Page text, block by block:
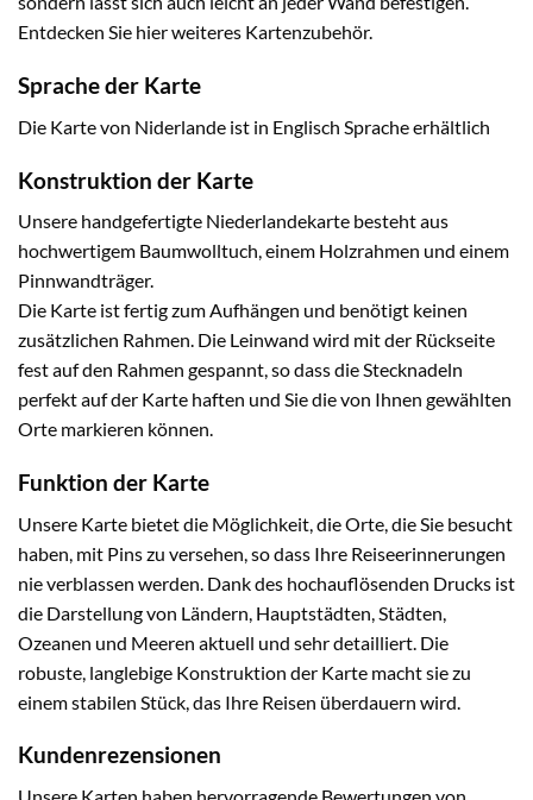
Entdecken Sie hier weiteres Kartenzubehör.
Sprache der Karte
Die Karte von Niderlande ist in Englisch Sprache erhältlich
Konstruktion der Karte
Unsere handgefertigte Niederlandekarte besteht aus
hochwertigem Baumwolltuch, einem Holzrahmen und einem
Pinnwandträger.
Die Karte ist fertig zum Aufhängen und benötigt keinen
zusätzlichen Rahmen. Die Leinwand wird mit der Rückseite
fest auf den Rahmen gespannt, so dass die Stecknadeln
perfekt auf der Karte haften und Sie die von Ihnen gewählten
Orte markieren können.
Funktion der Karte
Unsere Karte bietet die Möglichkeit, die Orte, die Sie besucht
haben, mit Pins zu versehen, so dass Ihre Reiseerinnerungen
nie verblassen werden. Dank des hochauflösenden Drucks ist
die Darstellung von Ländern, Hauptstädten, Städten,
Ozeanen und Meeren aktuell und sehr detailliert. Die
robuste, langlebige Konstruktion der Karte macht sie zu
einem stabilen Stück, das Ihre Reisen überdauern wird.
Kundenrezensionen